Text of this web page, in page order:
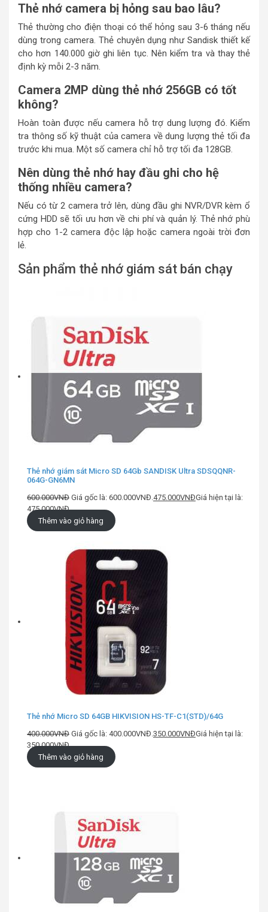
Thẻ nhớ camera bị hỏng sau bao lâu?
Thẻ thường cho điện thoại có thể hỏng sau 3-6 tháng nếu
dùng trong camera. Thẻ chuyên dụng như Sandisk thiết kế
cho hơn 140.000 giờ ghi liên tục. Nên kiểm tra và thay thẻ
định kỳ mỗi 2-3 năm.
Camera 2MP dùng thẻ nhớ 256GB có tốt
không?
Hoàn toàn được nếu camera hỗ trợ dung lượng đó. Kiểm
tra thông số kỹ thuật của camera về dung lượng thẻ tối đa
trước khi mua. Một số camera chỉ hỗ trợ tối đa 128GB.
Nên dùng thẻ nhớ hay đầu ghi cho hệ
thống nhiều camera?
Nếu có từ 2 camera trở lên, dùng đầu ghi NVR/DVR kèm ổ
cứng HDD sẽ tối ưu hơn về chi phí và quản lý. Thẻ nhớ phù
hợp cho 1-2 camera độc lập hoặc camera ngoài trời đơn
lẻ.
Sản phẩm thẻ nhớ giám sát bán chạy
Thẻ nhớ giám sát Micro SD 64Gb SANDISK Ultra SDSQQNR-
064G-GN6MN
600.000VNĐ Giá gốc là: 600.000VNĐ.475.000VNĐGiá hiện tại là:
475.000VNĐ.
Thêm vào giỏ hàng
Thẻ nhớ Micro SD 64GB HIKVISION HS-TF-C1(STD)/64G
400.000VNĐ Giá gốc là: 400.000VNĐ.350.000VNĐGiá hiện tại là:
350.000VNĐ.
Thêm vào giỏ hàng